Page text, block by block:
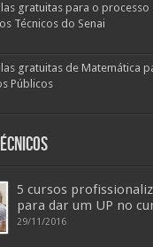
gratuitas para o processo
Técnicos do Senai
gratuitas de Matemática
Públicos
5 cursos
para dar um UP no
29/11/2016